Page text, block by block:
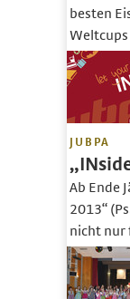
besten
Weltcups
JUBPA
Ab Ende
2013“
nicht nur